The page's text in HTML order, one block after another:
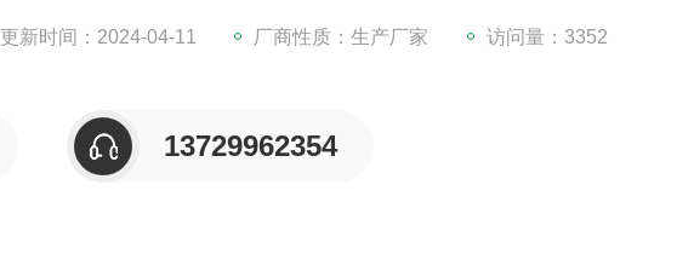
更新时间：2024-04-11 厂商性质：生产厂家 访问量：3352
13729962354